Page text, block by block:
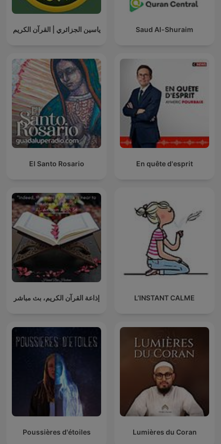
ياسين الجزائري | القرآن الكريم Saud Al-Shuraim
El Santo Rosario En quête d'esprit
إذاعة القرآن الكريم، بث مباشر L’INSTANT CALME
Poussières d'étoiles Lumières du Coran